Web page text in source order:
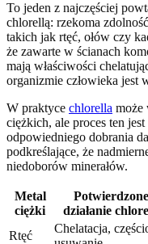
To jeden z najczęściej
chlorellą: rzekoma
takich jak rtęć, ołów czy
że zawarte w ścianach
mają właściwości
organizmie człowieka jest
W praktyce chlorella może
ciężkich, ale proces ten
odpowiedniego dobrania
podkreślające, że
niedoborów minerałów.
Metal
ciężki
Potwierdzone
działanie
Rtęć
Chelatacja,